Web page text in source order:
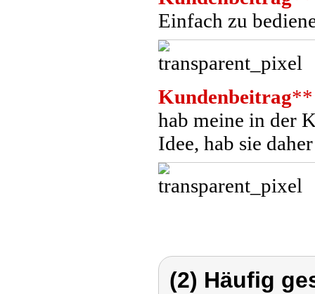
Einfach zu
Kundenbeitrag**
hab meine in der
Idee, hab sie
(2) Häufig